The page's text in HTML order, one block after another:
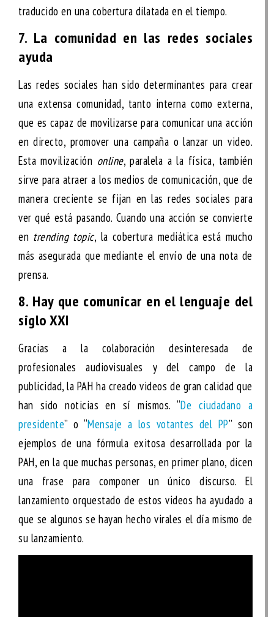
traducido en una cobertura dilatada en el tiempo.
7. La comunidad en las redes sociales
ayuda
Las redes sociales han sido determinantes para crear
una extensa comunidad, tanto interna como externa,
que es capaz de movilizarse para comunicar una acción
en directo, promover una campaña o lanzar un video.
Esta movilización online, paralela a la física, también
sirve para atraer a los medios de comunicación, que de
manera creciente se fijan en las redes sociales para
ver qué está pasando. Cuando una acción se convierte
en trending topic, la cobertura mediática está mucho
más asegurada que mediante el envío de una nota de
prensa.
8. Hay que comunicar en el lenguaje del
siglo XXI
Gracias a la colaboración desinteresada de
profesionales audiovisuales y del campo de la
publicidad, la PAH ha creado videos de gran calidad que
han sido noticias en sí mismos. “De ciudadano a
presidente” o “Mensaje a los votantes del PP” son
ejemplos de una fórmula exitosa desarrollada por la
PAH, en la que muchas personas, en primer plano, dicen
una frase para componer un único discurso. El
lanzamiento orquestado de estos videos ha ayudado a
que se algunos se hayan hecho virales el día mismo de
su lanzamiento.